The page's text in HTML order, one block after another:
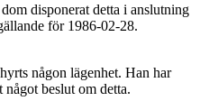
disponerat detta i anslutning
för 1986-02-28.
någon lägenhet. Han har
beslut om detta.